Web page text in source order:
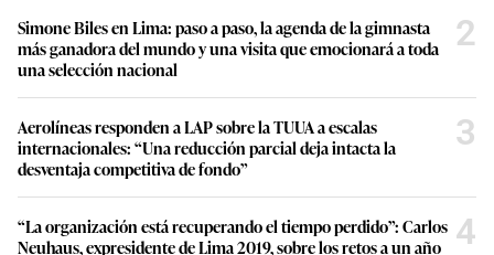
Simone Biles en Lima: paso a paso, la agenda de la gimnasta
más ganadora del mundo y una visita que emocionará a toda
una selección nacional
2
Aerolíneas responden a LAP sobre la TUUA a escalas
internacionales: “Una reducción parcial deja intacta la
desventaja competitiva de fondo”
3
“La organización está recuperando el tiempo perdido”: Carlos
Neuhaus, expresidente de Lima 2019, sobre los retos a un año
4